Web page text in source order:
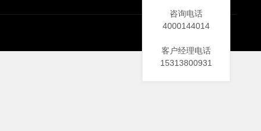
咨询电话
4000144014
客户经理电话
15313800931